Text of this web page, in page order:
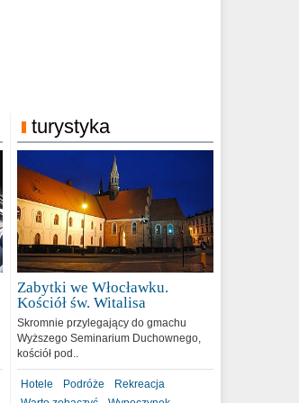
turystyka
Zabytki we Włocławku.
Kościół św. Witalisa
Skromnie przylegający do gmachu
Wyższego Seminarium Duchownego,
kościół pod..
Hotele Podróże
Rekreacja